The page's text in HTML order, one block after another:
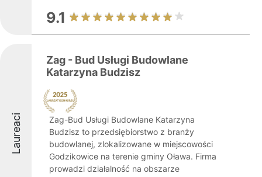
9.1
Laureaci
Zag - Bud Usługi Budowlane
Katarzyna Budzisz
Zag-Bud Usługi Budowlane Katarzyna
Budzisz to przedsiębiorstwo z branży
budowlanej, zlokalizowane w miejscowości
Godzikowice na terenie gminy Oława. Firma
prowadzi działalność na obszarze